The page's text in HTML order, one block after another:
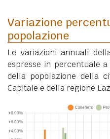
Variazione
popolazione
Le variazioni annuali
espresse in percentuale
della popolazione della
Capitale e della regione